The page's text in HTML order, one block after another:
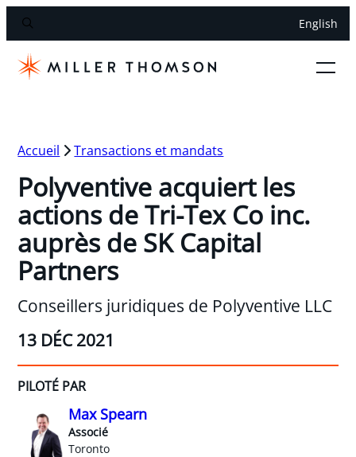
English
Accueil Transactions et mandats
Polyventive acquiert les
actions de Tri-Tex Co inc.
auprès de SK Capital
Partners
Conseillers juridiques de Polyventive LLC
13 DÉC 2021
PILOTÉ PAR
Max Spearn
Associé
Toronto